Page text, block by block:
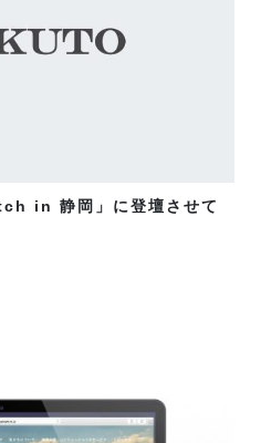
in 静岡」に登壇させて